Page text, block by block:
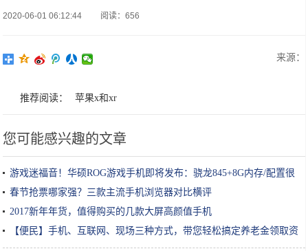
2020-06-01 06:12:44 阅读：656
来源：
推荐阅读： 苹果x和xr
您可能感兴趣的文章
游戏迷福音！华硕ROG游戏手机即将发布：骁龙845+8G内存/配置很
强
春节抢票哪家强？三款主流手机浏览器对比横评
2017新年年货，值得购买的几款大屏高颜值手机
【便民】手机、互联网、现场三种方式，带您轻松搞定养老金领取资